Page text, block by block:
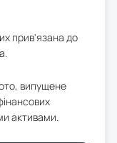
прив'язана до
випущене
активами.